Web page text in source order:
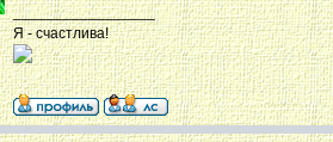
_________________
Я - счастлива!